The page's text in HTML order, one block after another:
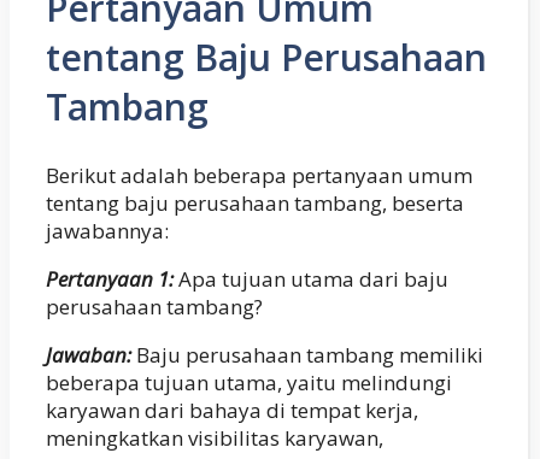
tentang Baju Perusahaan
Tambang
Berikut adalah beberapa pertanyaan umum
tentang baju perusahaan tambang, beserta
jawabannya:
Pertanyaan 1:Apa tujuan utama dari baju
perusahaan tambang?
Jawaban:Baju perusahaan tambang memiliki
beberapa tujuan utama, yaitu melindungi
karyawan dari bahaya di tempat kerja,
meningkatkan visibilitas karyawan,